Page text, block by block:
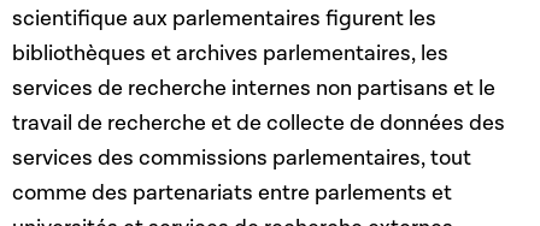
scientifique aux parlementaires figurent les
bibliothèques et archives parlementaires, les
services de recherche internes non partisans et le
travail de recherche et de collecte de données des
services des commissions parlementaires, tout
comme des partenariats entre parlements et